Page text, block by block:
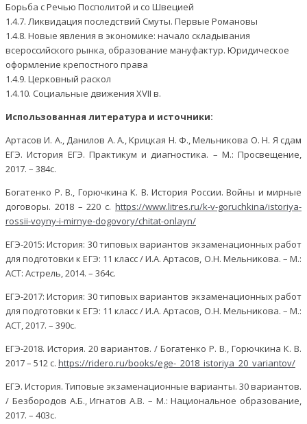
Борьба с Речью Посполитой и со Швецией
1.4.7. Ликвидация последствий Смуты. Первые Романовы
1.4.8. Новые явления в экономике: начало складывания
всероссийского рынка, образование мануфактур. Юридическое
оформление крепостного права
1.4.9. Церковный раскол
1.4.10. Социальные движения XVII в.
Использованная литература и источники:
Артасов И. А., Данилов А. А., Крицкая Н. Ф., Мельникова О. Н. Я сдам
ЕГЭ. История ЕГЭ. Практикум и диагностика. – М.: Просвещение,
2017. – 384с.
Богатенко Р. В., Горючкина К. В. История России. Войны и мирные
договоры. 2018 – 220 с. https://www.litres.ru/k-v-goruchkina/istoriya-
rossii-voyny-i-mirnye-dogovory/chitat-onlayn/
ЕГЭ-2015: История: 30 типовых вариантов экзаменационных работ
для подготовки к ЕГЭ: 11 класс / И.А. Артасов, О.Н. Мельникова. – М.:
АСТ: Астрель, 2014. – 364с.
ЕГЭ-2017: История: 30 типовых вариантов экзаменационных работ
для подготовки к ЕГЭ: 11 класс / И.А. Артасов, О.Н. Мельникова. – М.:
АСТ, 2017. – 390с.
ЕГЭ-2018. История. 20 вариантов. / Богатенко Р. В., Горючкина К. В.
2017 – 512 с. https://ridero.ru/books/ege-_2018_istoriya_20_variantov/
ЕГЭ. История. Типовые экзаменационные варианты. 30 вариантов.
/ Безбородов А.Б., Игнатов А.В. – М.: Национальное образование,
2017. – 403с.